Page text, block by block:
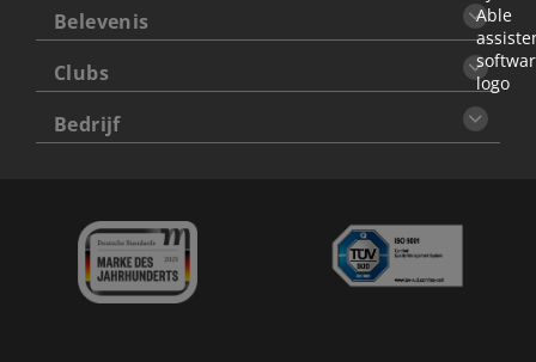
Belevenis
Clubs
Bedrijf